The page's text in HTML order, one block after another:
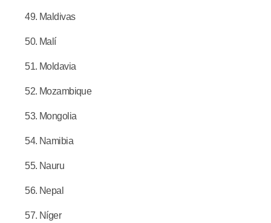
Maldivas
Malí
Moldavia
Mozambique
Mongolia
Namibia
Nauru
Nepal
Níger